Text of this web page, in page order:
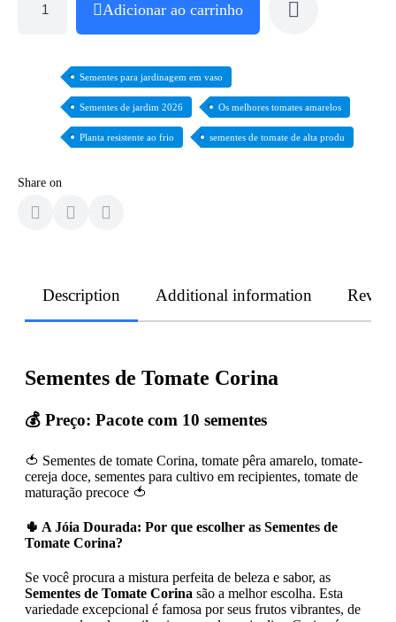
Adicionar ao carrinho
Sementes para jardinagem em vaso
Sementes de jardim 2026 Os melhores tomates amarelos
Planta resistente ao frio sementes de tomate de alta produ
Share on
Description Additional information
Sementes de Tomate Corina
💰 Preço: Pacote com 10 sementes
🍅 Sementes de tomate Corina, tomate pêra amarelo, tomate-
cereja doce, sementes para cultivo em recipientes, tomate de
maturação precoce 🍅
🌵 A Jóia Dourada: Por que escolher as Sementes de
Tomate Corina?
Se você procura a mistura perfeita de beleza e sabor, as
Sementes de Tomate Corina são a melhor escolha. Esta
variedade excepcional é famosa por seus frutos vibrantes, de